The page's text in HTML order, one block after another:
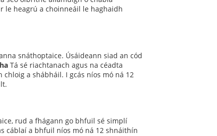
le heagrú a choinneáil le haghaidh
snáthoptaice. Úsáideann siad an cód
Tá sé riachtanach agus na céadta
a shábháil. I gcás níos mó ná 12
rud a fhágann go bhfuil sé simplí
cáblaí a bhfuil níos mó ná 12 shnáithín